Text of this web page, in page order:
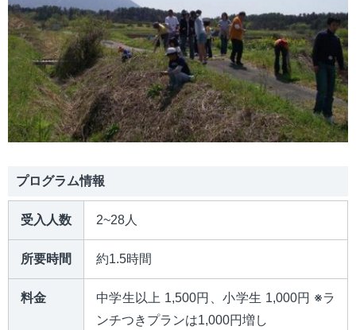
プログラム情報
受入人数 2~28人
所要時間 約1.5時間
料金
中学生以上 1,500円、小学生 1,000円 ※ラ
ンチつきプランは1,000円増し